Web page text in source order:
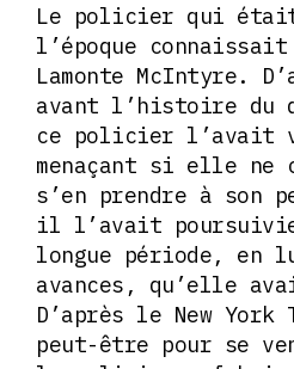
Le policier qui était
l’époque
Lamonte McIntyre.
avant l’histoire du
ce policier l’avait
menaçant si elle ne
s’en prendre à son
il l’avait poursuivie
longue période, en
avances, qu’elle
D’après le New York
peut-être pour se